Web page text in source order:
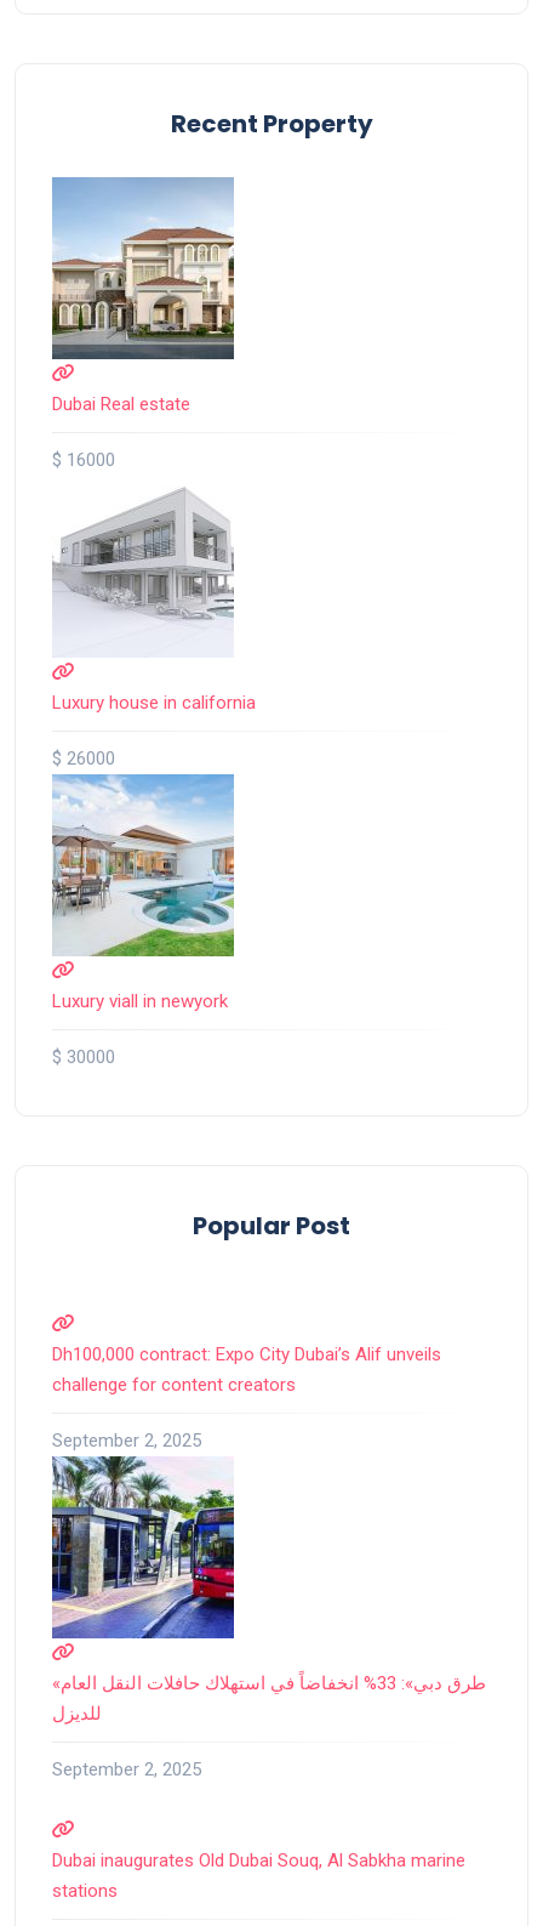
Recent Property
Dubai Real estate
$ 16000
Luxury house in california
$ 26000
Luxury viall in newyork
$ 30000
Popular Post
Dh100,000 contract: Expo City Dubai’s Alif unveils
challenge for content creators
September 2, 2025
«طرق دبي»: 33% انخفاضاً في استهلاك حافلات النقل العام
للديزل
September 2, 2025
Dubai inaugurates Old Dubai Souq, Al Sabkha marine
stations